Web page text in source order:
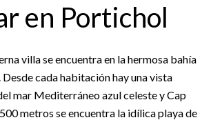
en Portichol
villa se encuentra en la hermosa bahía
cada habitación hay una vista
mar Mediterráneo azul celeste y Cap
metros se encuentra la idílica playa de